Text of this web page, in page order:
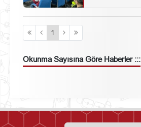
1
Okunma Sayısına GöreHaberler :::